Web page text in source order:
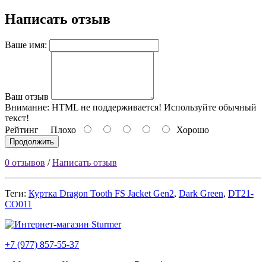
Написать отзыв
Ваше имя:
Ваш отзыв
Внимание: HTML не поддерживается! Используйте обычный
текст!
Рейтинг Плохо Хорошо
Продолжить
0 отзывов /Написать отзыв
Теги: Куртка Dragon Tooth FS Jacket Gen2, Dark Green, DT21-
CO011
+7 (977) 857-55-37